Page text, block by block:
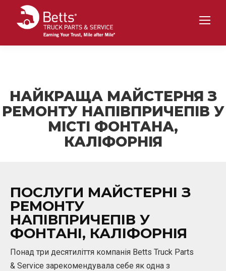
НАЙКРАЩА МАЙСТЕРНЯ З
РЕМОНТУ НАПІВПРИЧЕПІВ У
МІСТІ ФОНТАНА,
КАЛІФОРНІЯ
ПОСЛУГИ МАЙСТЕРНІ З
РЕМОНТУ
НАПІВПРИЧЕПІВ У
ФОНТАНІ, КАЛІФОРНІЯ
Понад три десятиліття компанія Betts Truck Parts
& Service зарекомендувала себе як одна з